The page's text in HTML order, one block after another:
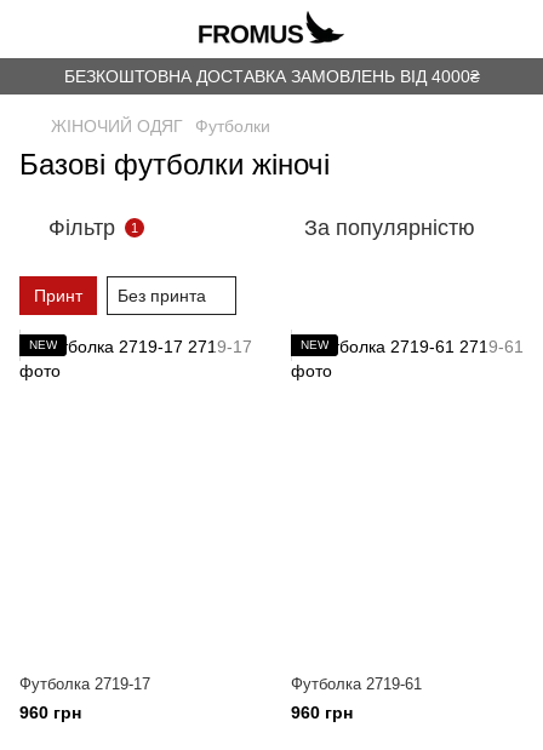
БЕЗКОШТОВНА ДОСТАВКА ЗАМОВЛЕНЬ ВІД 4000₴
ЖІНОЧИЙ ОДЯГ Футболки
Базові футболки жіночі
Фільтр 1 За популярністю
Принт Без принта
NEW
Футболка 2719-17
960 грн
NEW
Футболка 2719-61
960 грн